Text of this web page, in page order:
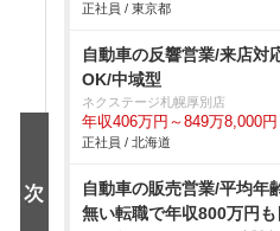
正社員 / 東京都
自動車の反響営業/来店対
OK/中域型
ネクステージ札幌厚別店
年収406万円～849万8,000円
正社員 / 北海道
自動車の販売営業/平均年
無い転職で年収800万円も